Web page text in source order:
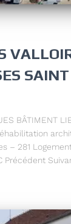
BÂTIMENT
– 281
Précédent